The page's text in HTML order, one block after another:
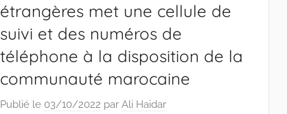
étrangères met une cellule de
suivi et des numéros de
téléphone à la disposition de la
communauté marocaine
Publié le 03/10/2022 parAli Haidar